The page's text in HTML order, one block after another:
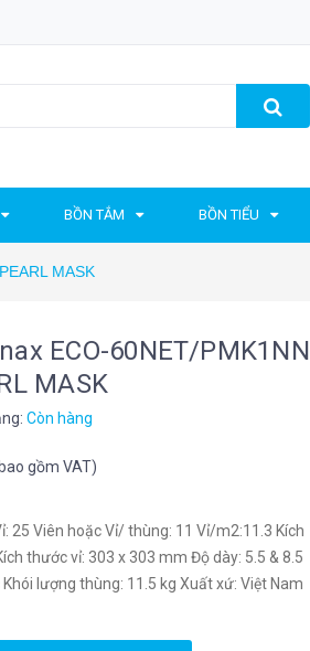
BỒN TẮM BỒN TIỂU
MASK
ECO-60NET/PMK1NN
MASK
Còn hàng
gồm VAT)